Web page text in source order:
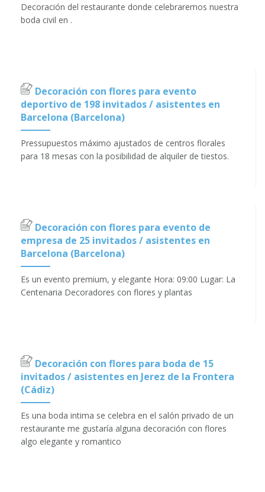
Decoración del restaurante donde celebraremos nuestra
boda civil en .
Decoración con flores para evento
deportivo de 198 invitados / asistentes en
Barcelona (Barcelona)
Pressupuestos máximo ajustados de centros florales
para 18 mesas con la posibilidad de alquiler de tiestos.
Decoración con flores para evento de
empresa de 25 invitados / asistentes en
Barcelona (Barcelona)
Es un evento premium, y elegante Hora: 09:00 Lugar: La
Centenaria Decoradores con flores y plantas
Decoración con flores para boda de 15
invitados / asistentes en Jerez de la Frontera
(Cádiz)
Es una boda intima se celebra en el salón privado de un
restaurante me gustaría alguna decoración con flores
algo elegante y romantico